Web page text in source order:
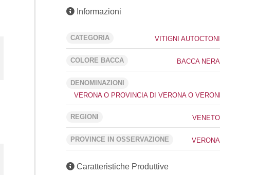
Informazioni
CATEGORIA VITIGNI AUTOCTONI
COLORE BACCA BACCA NERA
DENOMINAZIONI
VERONA O PROVINCIA DI VERONA O VERONESE IGT
REGIONI VENETO
PROVINCE IN OSSERVAZIONE VERONA
Caratteristiche Produttive